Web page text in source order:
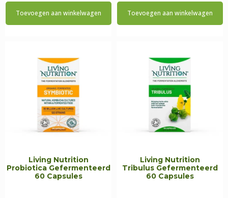
prijs
prijs
is:
Toevoegen aan winkelwagen
prijs prijs
is:
Toevoegen aan winkelwagen
Living Nutrition
Probiotica Gefermenteerd
60 Capsules
Living Nutrition
Tribulus Gefermenteerd
60 Capsules